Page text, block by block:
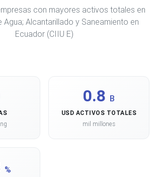
con mayores activos totales en
Agua; Alcantarillado y Saneamiento en
Ecuador (CIIU E)
0.8 B
USD ACTIVOS TOTALES
mil millones
%